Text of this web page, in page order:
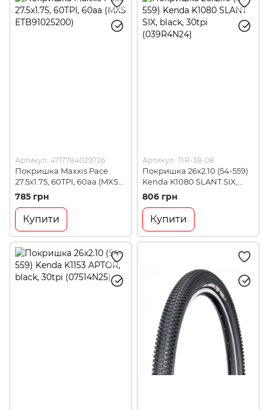
Артикул: 4717784029726
Покришка Maxxis Pace
27.5x1.75, 60TPI, 60aa (MXS
ETB91025200)
785 грн
Купити
Артикул: TIR-38-08
Покришка 26x2.10 (54-559)
Kenda K1080 SLANT SIX,
black, 30tpi (039R4N24)
806 грн
Купити